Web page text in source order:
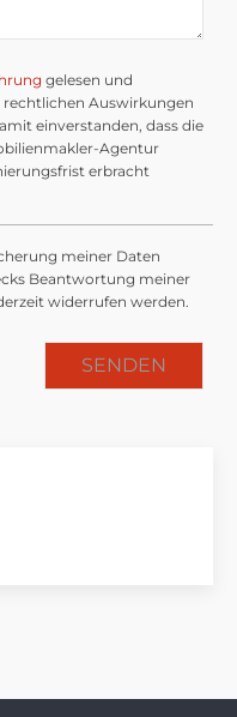
gelesen und
rechtlichen Auswirkungen
einverstanden, dass die
Agentur
erbracht
meiner Daten
Beantwortung meiner
widerrufen werden.
SENDEN